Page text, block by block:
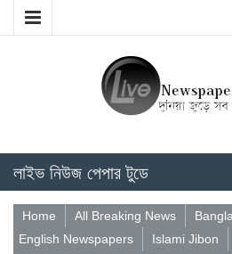
লাইভ নিউজ পেপার টুডে
Home All Breaking News
English Newspapers
Islami Jibon